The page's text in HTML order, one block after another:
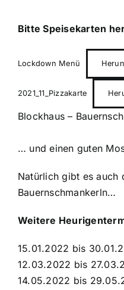
Bitte Speisekarten
Lockdown Menü
2021_11_Pizzakarte
Blockhaus –
… und einen guten
Natürlich gibt es auch
Bauernschmankerln…
Weitere
15.01.2022 bis
12.03.2022 bis
14.05.2022 bis